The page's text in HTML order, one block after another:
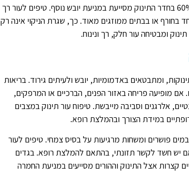
גם תנאי האוויר בחדר משפיעים על מצב העור: לחות סביב 40%-60% בחדר התינוק מסייעת במניעת יובש נוסף. טיפים לעור רך
בחורף או בבתים ממוזגים מאוד. כך, שגרת הניקוי אינה רק
ומבטיחה עור חלק, רך ונינוח.
ומתבטאים באדמומיות, יובש ולעיתים גירוד. בריאות
אם מופיעה פריחה באזור הפנים, הברכיים או המרפקים,
אלרגנים וסביבה מייבשת. טיפוח עור תינוק במצבים
במידת הצורך ובהמלצת רופא.
פושרים ומשחות מרגיעות על בסיס צמחי. טיפים לעור
אם יש חשד לקשר תזונתי, בהתאם להמלצת רופא. בגדים
קצרות אצל התינוק וההורים מסייעים במניעת החמרה